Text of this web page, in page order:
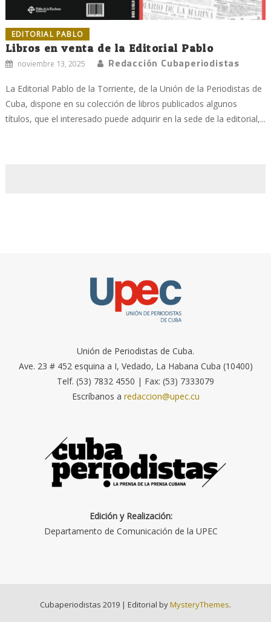
EDITORIAL PABLO
Libros en venta de la Editorial Pablo
noviembre 13, 2025 Redacción Cubaperiodistas
La Editorial Pablo de la Torriente, de la Unión de la Periodistas de
Cuba, dispone en su colección de libros publicados algunos
títulos, que el interesado puede adquirir en la sede de la editorial,...
Unión de Periodistas de Cuba.
Ave. 23 # 452 esquina a I, Vedado, La Habana Cuba (10400)
Telf. (53) 7832 4550 | Fax: (53) 7333079
Escríbanos a redaccion@upec.cu
Edición y Realización:
Departamento de Comunicación de la UPEC
Cubaperiodistas 2019 | Editorial byMysteryThemes.